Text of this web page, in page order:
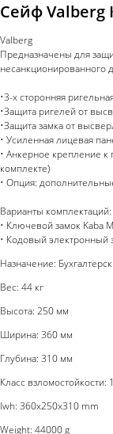
Сейф Valberg
Valberg
Предназначены для
несанкционированного
•3-х сторонняя
•Защита ригелей от
•Защита замка от
• Усиленная лицевая
• Анкерное крепление
комплекте)
• Опция:
Варианты комплектаций:
• Ключевой замок Kaba
• Кодовый электронный
Назначение:
Вес: 44 кг
Высота: 250 мм
Ширина: 360 мм
Глубина: 310 мм
Класс взломостойкости:
lwh: 360x250x310 mm
Weight: 44000 g